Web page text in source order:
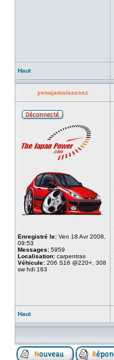
Haut
yenajamaisassez
Enregistré le: Ven 18 Avr 2008,
09:53
Messages: 5959
Localisation: carpentras
Véhicule: 206 S16 @220+, 308
sw hdi 163
Haut